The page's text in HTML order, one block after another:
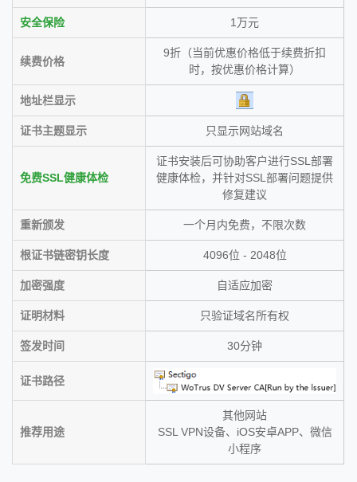
安全保险 1万元
续费价格
9折（当前优惠价格低于续费折扣
时，按优惠价格计算）
地址栏显示
证书主题显示 只显示网站域名
免费SSL健康体检
证书安装后可协助客户进行SSL部署
健康体检，并针对SSL部署问题提供
修复建议
重新颁发 一个月内免费，不限次数
根证书链密钥长度 4096位 - 2048位
加密强度 自适应加密
证明材料 只验证域名所有权
签发时间 30分钟
证书路径
推荐用途
其他网站
SSL VPN设备、iOS安卓APP、微信
小程序